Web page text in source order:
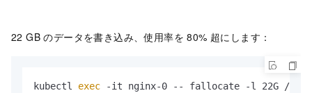
22 GB のデータを書き込み、使用率を 80% 超にします：
kubectl exec -it nginx-0 -- fallocate -l 22G /